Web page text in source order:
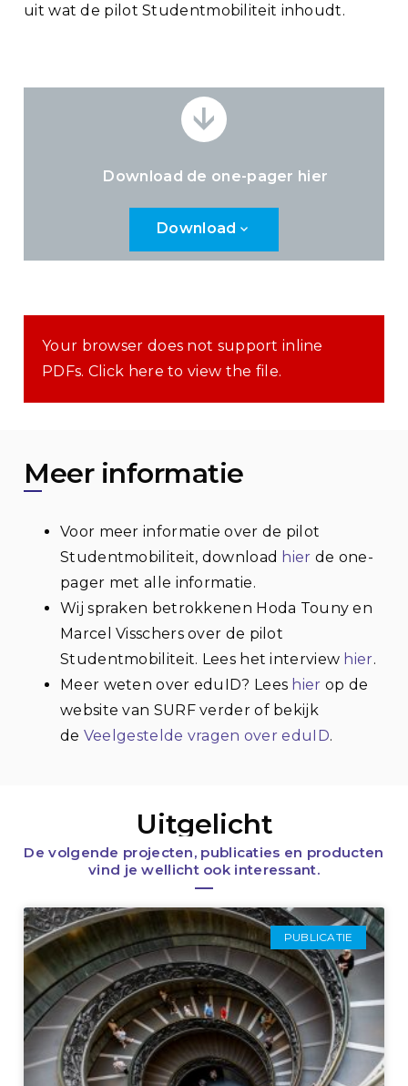
uit wat de pilot Studentmobiliteit inhoudt.
Download de one-pager hier
Download
Your browser does not support inline
PDFs. Click here to view the file.
Meer informatie
Voor meer informatie over de pilot
Studentmobiliteit, download hier de one-
pager met alle informatie.
Wij spraken betrokkenen Hoda Touny en
Marcel Visschers over de pilot
Studentmobiliteit. Lees het interview hier.
Meer weten over eduID? Lees hier op de
website van SURF verder of bekijk
de Veelgestelde vragen over eduID.
Uitgelicht
De volgende projecten, publicaties en producten
vind je wellicht ook interessant.
PUBLICATIE